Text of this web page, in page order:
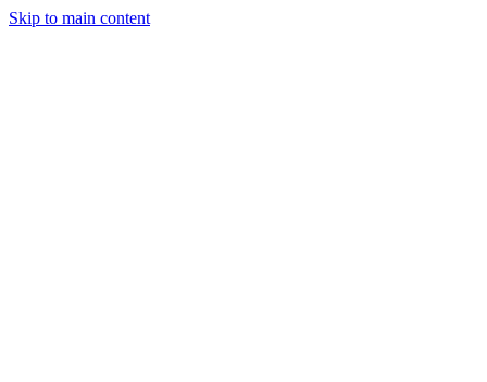
Skip to main content